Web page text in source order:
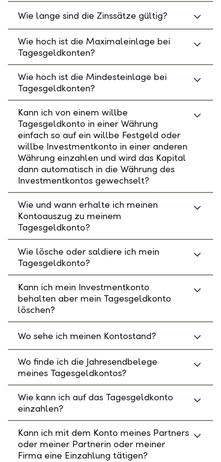
Wie lange sind die Zinssätze gültig?
Wie hoch ist die Maximaleinlage bei
Tagesgeldkonten?
Wie hoch ist die Mindesteinlage bei
Tagesgeldkonten?
Kann ich von einem willbe
Tagesgeldkonto in einer Währung
einfach so auf ein willbe Festgeld oder
willbe Investmentkonto in einer anderen
Währung einzahlen und wird das Kapital
dann automatisch in die Währung des
Investmentkontos gewechselt?
Wie und wann erhalte ich meinen
Kontoauszug zu meinem
Tagesgeldkonto?
Wie lösche oder saldiere ich mein
Tagesgeldkonto?
Kann ich mein Investmentkonto
behalten aber mein Tagesgeldkonto
löschen?
Wo sehe ich meinen Kontostand?
Wo finde ich die Jahresendbelege
meines Tagesgeldkontos?
Wie kann ich auf das Tagesgeldkonto
einzahlen?
Kann ich mit dem Konto meines Partners
oder meiner Partnerin oder meiner
Firma eine Einzahlung tätigen?